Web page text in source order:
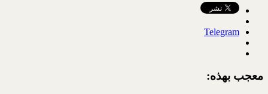
Telegram
معجب بهذه: